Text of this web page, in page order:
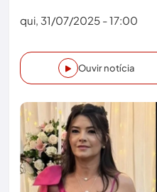
qui, 31/07/2025 - 17:00
Ouvir notícia